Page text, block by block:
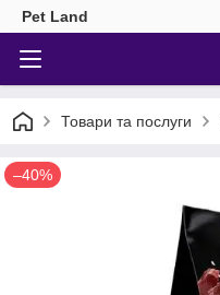
Pet Land
Товари та послуги
–40%